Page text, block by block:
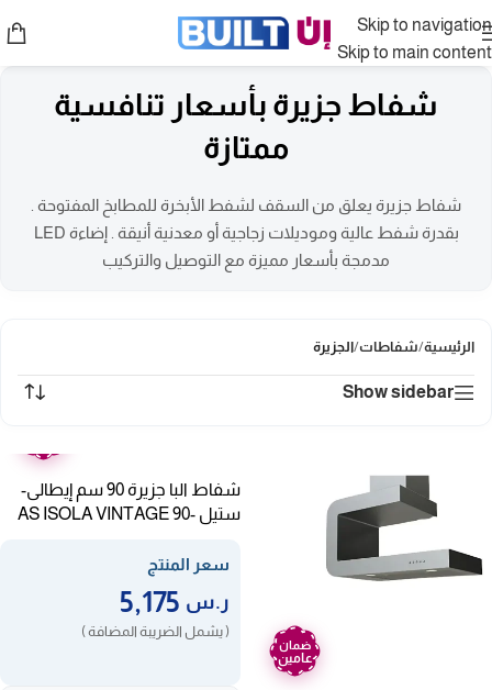
Skip to navigation
Skip to main content
شفاط جزيرة بأسعار تنافسية
ممتازة
شفاط جزيرة يعلق من السقف لشفط الأبخرة للمطابخ المفتوحة .
بقدرة شفط عالية وموديلات زجاجية أو معدنية أنيقة . إضاءة LED
مدمجة بأسعار مميزة مع التوصيل والتركيب
الرئيسية/شفاطات/الجزيرة
Show sidebar
ضمان
عامين
شفاط البا جزيرة 90 سم إيطالى-
ستيل AS ISOLA VINTAGE 90-
سعر المنتج
ر.س
( يشمل الضريبة المضافة )